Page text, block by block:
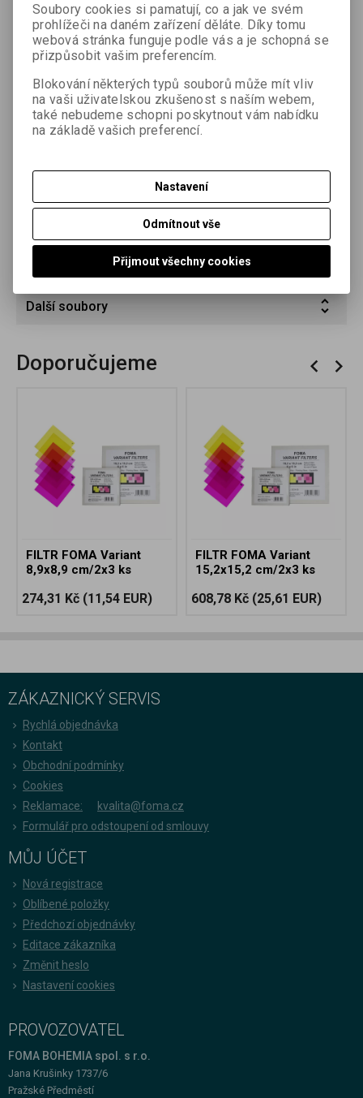
komerční a uměleckou fotografii i pro další aplikace.
FOMABROM VARIANT se vyznačuje velmi bohatou stupnicí
polotónů ve všech gradačních stupních, zářivě bílou
podložkou a sytým podáním černě. Je vyroben s použitím
chlorobromostříbrné emulze, která dává vyvolanému
stříbrnému obrazu neutrální až mírně teplý tón.
FOMABROM VARIANT se vyrábí na papírové podložce
(karton) s povrchem lesklým (pololesklým) a matným.
Parametry
Dotaz na výrobek
Doporučit výrobek
Další soubory
Doporučujeme
FILTR FOMA Variant
8,9x8,9 cm/2x3 ks
274,31 Kč (11,54 EUR)
FILTR FOMA Variant
15,2x15,2 cm/2x3 ks
608,78 Kč (25,61 EUR)
ZÁKAZNICKÝ SERVIS
Rychlá objednávka
Kontakt
Obchodní podmínky
Cookies
Reklamace:
kvalita@foma.cz
Formulář pro odstoupení od smlouvy
MŮJ ÚČET
Nová registrace
Oblíbené položky
Předchozí objednávky
Editace zákazníka
Změnit heslo
Nastavení cookies
PROVOZOVATEL
FOMA BOHEMIA spol. s r.o.
Jana Krušinky 1737/6
Pražské Předměstí
Soubory cookies si pamatují, co a jak ve svém
prohlížeči na daném zařízení děláte. Díky tomu
webová stránka funguje podle vás a je schopná se
přizpůsobit vašim preferencím.
Blokování některých typů souborů může mít vliv
na vaši uživatelskou zkušenost s naším webem,
také nebudeme schopni poskytnout vám nabídku
na základě vašich preferencí.
Nastavení
Odmítnout vše
Přijmout všechny cookies